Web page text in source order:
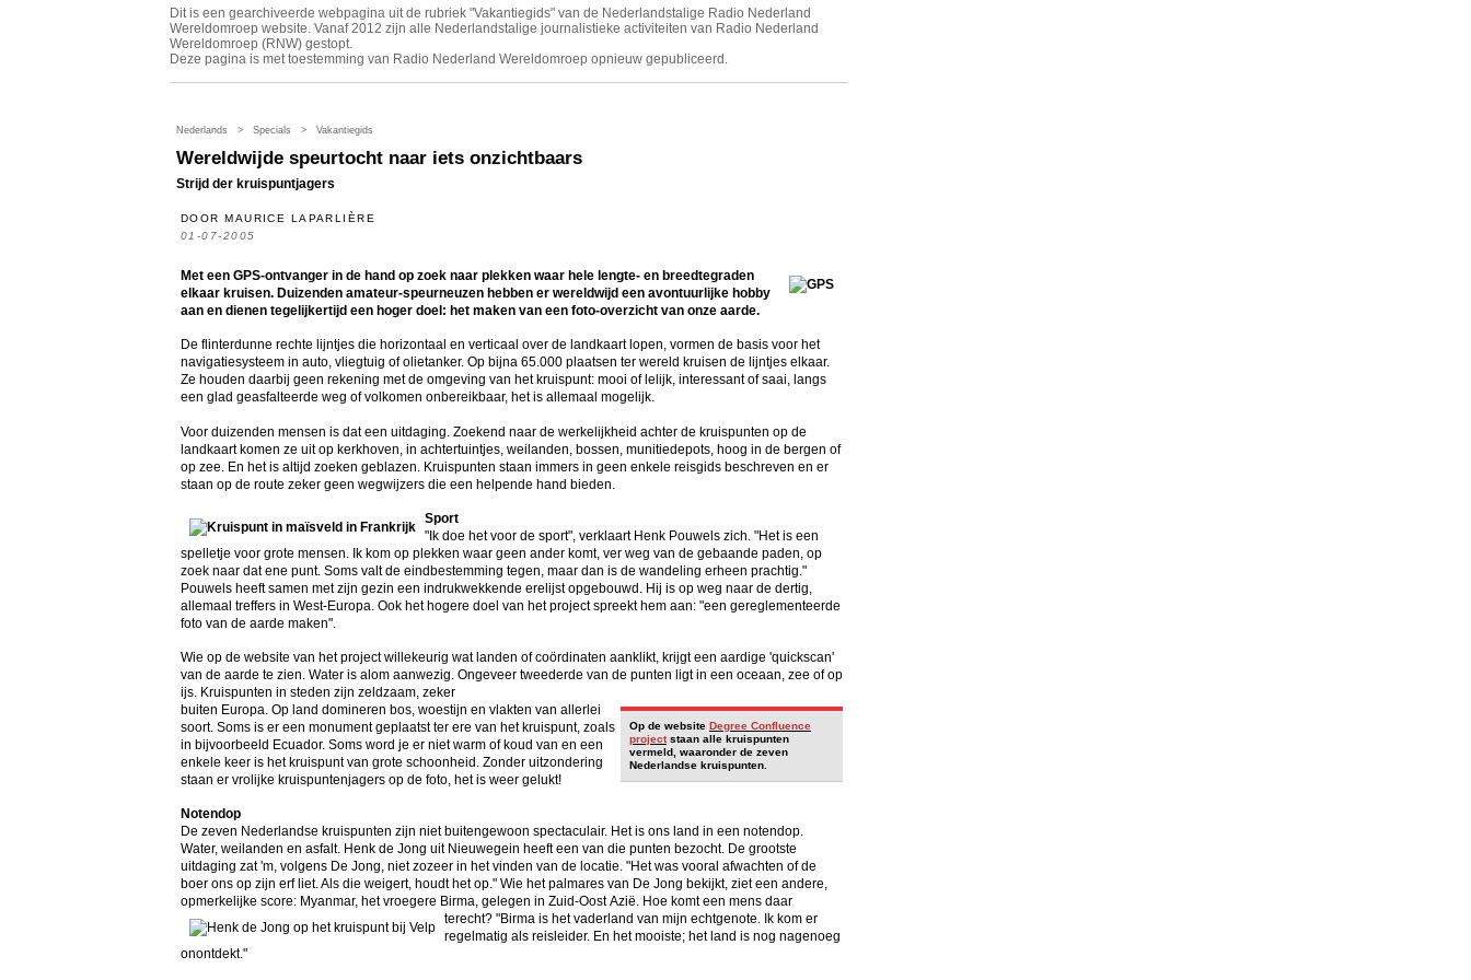
Dit is een gearchiveerde webpagina uit de rubriek "Vakantiegids" van de Nederlandstalige Radio Nederland
Wereldomroep website. Vanaf 2012 zijn alle Nederlandstalige journalistieke activiteiten van Radio Nederland
Wereldomroep (RNW) gestopt.
Deze pagina is met toestemming van Radio Nederland Wereldomroep opnieuw gepubliceerd.
Nederlands > Specials > Vakantiegids
Wereldwijde speurtocht naar iets onzichtbaars
Strijd der kruispuntjagers
DOOR MAURICE LAPARLIÈRE
01-07-2005
Met een GPS-ontvanger in de hand op zoek naar plekken waar hele lengte- en breedtegraden
elkaar kruisen. Duizenden amateur-speurneuzen hebben er wereldwijd een avontuurlijke hobby
aan en dienen tegelijkertijd een hoger doel: het maken van een foto-overzicht van onze aarde.
De flinterdunne rechte lijntjes die horizontaal en verticaal over de landkaart lopen, vormen de basis voor het
navigatiesysteem in auto, vliegtuig of olietanker. Op bijna 65.000 plaatsen ter wereld kruisen de lijntjes elkaar.
Ze houden daarbij geen rekening met de omgeving van het kruispunt: mooi of lelijk, interessant of saai, langs
een glad geasfalteerde weg of volkomen onbereikbaar, het is allemaal mogelijk.
Voor duizenden mensen is dat een uitdaging. Zoekend naar de werkelijkheid achter de kruispunten op de
landkaart komen ze uit op kerkhoven, in achtertuintjes, weilanden, bossen, munitiedepots, hoog in de bergen of
op zee. En het is altijd zoeken geblazen. Kruispunten staan immers in geen enkele reisgids beschreven en er
staan op de route zeker geen wegwijzers die een helpende hand bieden.
Sport
"Ik doe het voor de sport", verklaart Henk Pouwels zich. "Het is een
spelletje voor grote mensen. Ik kom op plekken waar geen ander komt, ver weg van de gebaande paden, op
zoek naar dat ene punt. Soms valt de eindbestemming tegen, maar dan is de wandeling erheen prachtig."
Pouwels heeft samen met zijn gezin een indrukwekkende erelijst opgebouwd. Hij is op weg naar de dertig,
allemaal treffers in West-Europa. Ook het hogere doel van het project spreekt hem aan: "een gereglementeerde
foto van de aarde maken".
Wie op de website van het project willekeurig wat landen of coördinaten aanklikt, krijgt een aardige 'quickscan'
van de aarde te zien. Water is alom aanwezig. Ongeveer tweederde van de punten ligt in een oceaan, zee of op
ijs. Kruispunten in steden zijn zeldzaam, zeker
Op de website Degree Confluence
projectstaan alle kruispunten
vermeld, waaronder de zeven
Nederlandse kruispunten.
buiten Europa. Op land domineren bos, woestijn en vlakten van allerlei
soort. Soms is er een monument geplaatst ter ere van het kruispunt, zoals
in bijvoorbeeld Ecuador. Soms word je er niet warm of koud van en een
enkele keer is het kruispunt van grote schoonheid. Zonder uitzondering
staan er vrolijke kruispuntenjagers op de foto, het is weer gelukt!
Notendop
De zeven Nederlandse kruispunten zijn niet buitengewoon spectaculair. Het is ons land in een notendop.
Water, weilanden en asfalt. Henk de Jong uit Nieuwegein heeft een van die punten bezocht. De grootste
uitdaging zat 'm, volgens De Jong, niet zozeer in het vinden van de locatie. "Het was vooral afwachten of de
boer ons op zijn erf liet. Als die weigert, houdt het op." Wie het palmares van De Jong bekijkt, ziet een andere,
opmerkelijke score: Myanmar, het vroegere Birma, gelegen in Zuid-OostAzië. Hoe komt een mens daar
terecht? "Birma is het vaderland van mijn echtgenote. Ik kom er
regelmatig als reisleider. En het mooiste; het land is nog nagenoeg
onontdekt."